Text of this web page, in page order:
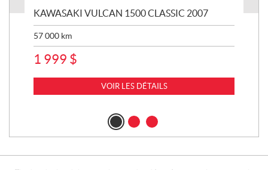
KAWASAKI VULCAN 1500 CLASSIC 2007
57 000 km
1 999 $
VOIR LES DÉTAILS